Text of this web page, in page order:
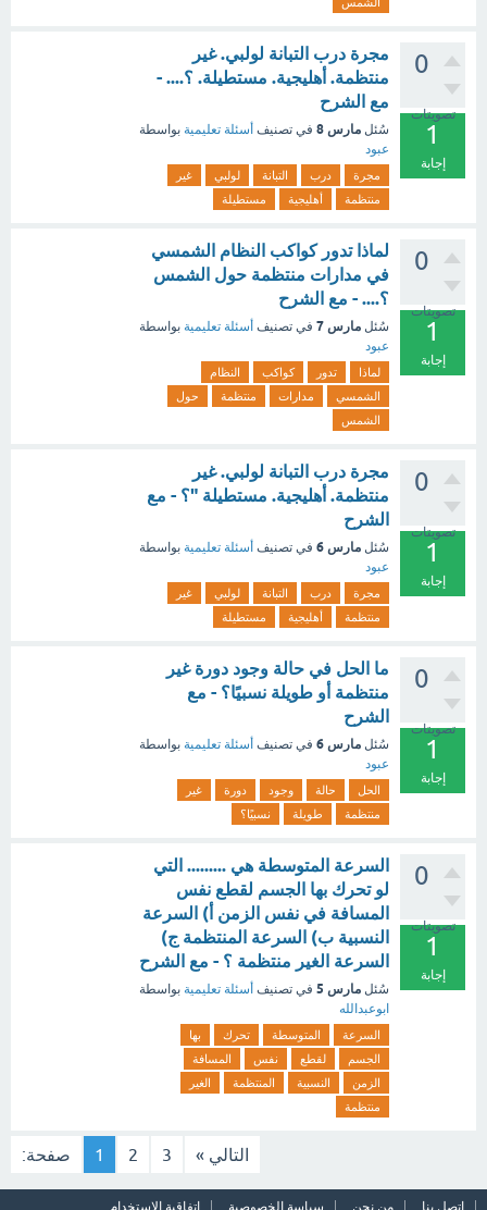
0
تصويتات
1
إجابة
مجرة درب التبانة لولبي. غير
منتظمة. أهليجية. مستطيلة. ؟.... -
مع الشرح
سُئل مارس 8 في تصنيف أسئلة تعليمية بواسطة
عبود
مجرة درب التبانة لولبي
غير
منتظمة
أهليجية مستطيلة
0
تصويتات
1
إجابة
لماذا تدور كواكب النظام الشمسي
في مدارات منتظمة حول الشمس
؟.... - مع الشرح
سُئل مارس 7 في تصنيف أسئلة تعليمية بواسطة
عبود
لماذا تدور كواكب
النظام
الشمسي
مدارات منتظمة
حول
الشمس
0
تصويتات
1
إجابة
مجرة درب التبانة لولبي. غير
منتظمة. أهليجية. مستطيلة "؟ - مع
الشرح
سُئل مارس 6 في تصنيف أسئلة تعليمية بواسطة
عبود
مجرة درب التبانة لولبي
غير
منتظمة
أهليجية مستطيلة
0
تصويتات
1
إجابة
ما الحل في حالة وجود دورة غير
منتظمة أو طويلة نسبيًا؟ - مع
الشرح
سُئل مارس 6 في تصنيف أسئلة تعليمية بواسطة
عبود
الحل حالة وجود دورة
غير
منتظمة
طويلة نسبيًا؟
0
تصويتات
1
إجابة
السرعة المتوسطة هي ......... التي
لو تحرك بها الجسم لقطع نفس
المسافة في نفس الزمن أ) السرعة
النسبية ب) السرعة المنتظمة ج)
السرعة الغير منتظمة ؟ - مع الشرح
سُئل مارس 5 في تصنيف أسئلة تعليمية بواسطة
ابوعبدالله
السرعة المتوسطة تحرك
بها
الجسم
لقطع نفس
المسافة
الزمن
النسبية المنتظمة
الغير
منتظمة
صفحة: 1 2 3 التالي »
اتصل بنا من نحن سياسة الخصوصية اتفاقية الاستخدام